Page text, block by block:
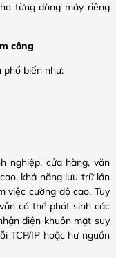
từng dòng máy riêng
công
phổ biến như:
nghiệp, cửa hàng, văn
khả năng lưu trữ lớn
việc cường độ cao. Tuy
có thể phát sinh các
diện khuôn mặt suy
TCP/IP hoặc hư nguồn